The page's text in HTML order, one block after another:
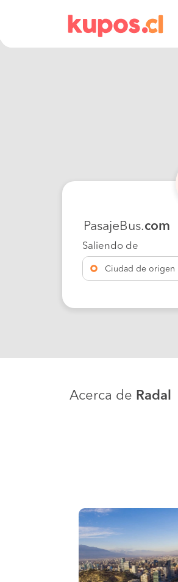
PasajeBus.com
Saliendo de
Ciudad de origen
Acerca de Radal